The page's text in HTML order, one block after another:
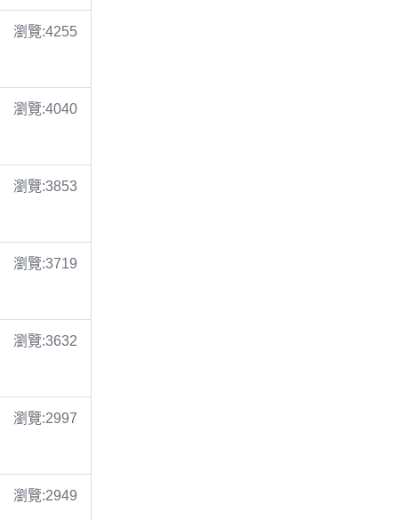
瀏覽:4255
瀏覽:4040
瀏覽:3853
瀏覽:3719
瀏覽:3632
瀏覽:2997
瀏覽:2949